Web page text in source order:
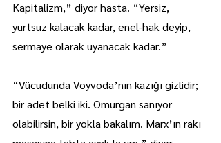
Kapitalizm,” diyor hasta. “Yersiz,
yurtsuz kalacak kadar, enel-hak deyip,
sermaye olarak uyanacak kadar.”
“Vücudunda Voyvoda’nın kazığı gizlidir;
bir adet belki iki. Omurgan sanıyor
olabilirsin, bir yokla bakalım. Marx’ın rakı